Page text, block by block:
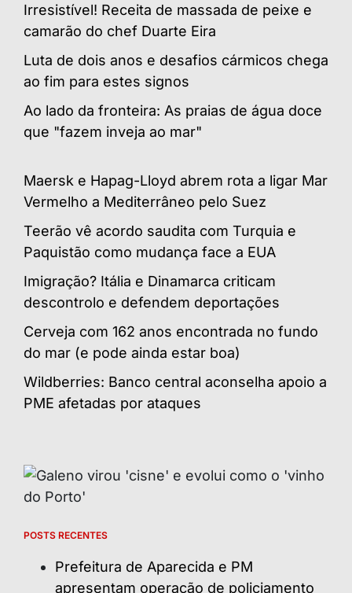
Irresistível! Receita de massada de peixe e
camarão do chef Duarte Eira
Luta de dois anos e desafios cármicos chega
ao fim para estes signos
Ao lado da fronteira: As praias de água doce
que "fazem inveja ao mar"
Maersk e Hapag-Lloyd abrem rota a ligar Mar
Vermelho a Mediterrâneo pelo Suez
Teerão vê acordo saudita com Turquia e
Paquistão como mudança face a EUA
Imigração? Itália e Dinamarca criticam
descontrolo e defendem deportações
Cerveja com 162 anos encontrada no fundo
do mar (e pode ainda estar boa)
Wildberries: Banco central aconselha apoio a
PME afetadas por ataques
POSTS RECENTES
Prefeitura de Aparecida e PM
apresentam operação de policiamento